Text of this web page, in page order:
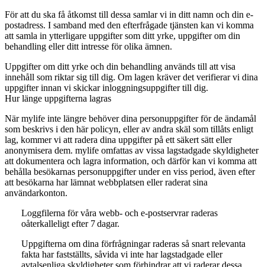
För att du ska få åtkomst till dessa samlar vi in ditt namn och din e-
postadress. I samband med den efterfrågade tjänsten kan vi komma
att samla in ytterligare uppgifter som ditt yrke, uppgifter om din
behandling eller ditt intresse för olika ämnen.
Uppgifter om ditt yrke och din behandling används till att visa
innehåll som riktar sig till dig. Om lagen kräver det verifierar vi dina
uppgifter innan vi skickar inloggningsuppgifter till dig.
Hur länge uppgifterna lagras
När mylife inte längre behöver dina personuppgifter för de ändamål
som beskrivs i den här policyn, eller av andra skäl som tillåts enligt
lag, kommer vi att radera dina uppgifter på ett säkert sätt eller
anonymisera dem. mylife omfattas av vissa lagstadgade skyldigheter
att dokumentera och lagra information, och därför kan vi komma att
behålla besökarnas personuppgifter under en viss period, även efter
att besökarna har lämnat webbplatsen eller raderat sina
användarkonton.
Loggfilerna för våra webb- och e-postservrar raderas
oåterkalleligt efter 7 dagar.
Uppgifterna om dina förfrågningar raderas så snart relevanta
fakta har fastställts, såvida vi inte har lagstadgade eller
avtalsenliga skyldigheter som förhindrar att vi raderar dessa.